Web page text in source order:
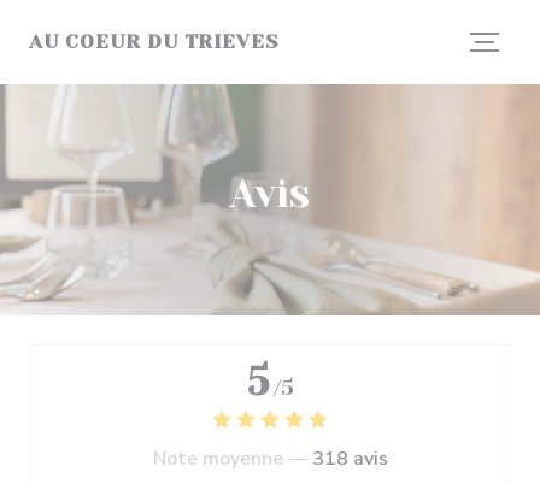
AU COEUR DU TRIEVES
Avis
5 /5
Note moyenne — 318 avis